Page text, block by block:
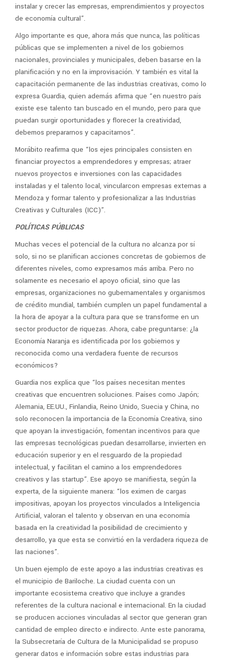
instalar y crecer las empresas, emprendimientos y proyectos
de economía cultural”.
Algo importante es que, ahora más que nunca, las políticas
públicas que se implementen a nivel de los gobiernos
nacionales, provinciales y municipales, deben basarse en la
planificación y no en la improvisación. Y también es vital la
capacitación permanente de las industrias creativas, como lo
expresa Guardia, quien además afirma que “en nuestro país
existe ese talento tan buscado en el mundo, pero para que
puedan surgir oportunidades y florecer la creatividad,
debemos prepararnos y capacitarnos”.
Morábito reafirma que “los ejes principales consisten en
financiar proyectos a emprendedores y empresas; atraer
nuevos proyectos e inversiones con las capacidades
instaladas y el talento local, vincularcon empresas externas a
Mendoza y formar talento y profesionalizar a las Industrias
Creativas y Culturales (ICC)”.
POLÍTICAS PÚBLICAS
Muchas veces el potencial de la cultura no alcanza por sí
solo, si no se planifican acciones concretas de gobiernos de
diferentes niveles, como expresamos más arriba. Pero no
solamente es necesario el apoyo oficial, sino que las
empresas, organizaciones no gubernamentales y organismos
de crédito mundial, también cumplen un papel fundamental a
la hora de apoyar a la cultura para que se transforme en un
sector productor de riquezas. Ahora, cabe preguntarse: ¿la
Economía Naranja es identificada por los gobiernos y
reconocida como una verdadera fuente de recursos
económicos?
Guardia nos explica que “los países necesitan mentes
creativas que encuentren soluciones. Países como Japón;
Alemania, EE.UU., Finlandia, Reino Unido, Suecia y China, no
solo reconocen la importancia de la Economía Creativa, sino
que apoyan la investigación, fomentan incentivos para que
las empresas tecnológicas puedan desarrollarse, invierten en
educación superior y en el resguardo de la propiedad
intelectual, y facilitan el camino a los emprendedores
creativos y las startup”. Ese apoyo se manifiesta, según la
experta, de la siguiente manera: “los eximen de cargas
impositivas, apoyan los proyectos vinculados a Inteligencia
Artificial, valoran el talento y observan en una economía
basada en la creatividad la posibilidad de crecimiento y
desarrollo, ya que esta se convirtió en la verdadera riqueza de
las naciones”.
Un buen ejemplo de este apoyo a las industrias creativas es
el municipio de Bariloche. La ciudad cuenta con un
importante ecosistema creativo que incluye a grandes
referentes de la cultura nacional e internacional. En la ciudad
se producen acciones vinculadas al sector que generan gran
cantidad de empleo directo e indirecto. Ante este panorama,
la Subsecretaría de Cultura de la Municipalidad se propuso
generar datos e información sobre estas industrias para